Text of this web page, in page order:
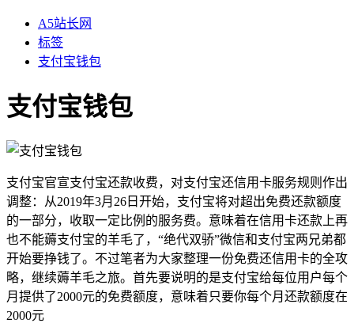
A5站长网
标签
支付宝钱包
支付宝钱包
支付宝官宣支付宝还款收费，对支付宝还信用卡服务规则作出
调整：从2019年3月26日开始，支付宝将对超出免费还款额度
的一部分，收取一定比例的服务费。意味着在信用卡还款上再
也不能薅支付宝的羊毛了，“绝代双骄”微信和支付宝两兄弟都
开始要挣钱了。不过笔者为大家整理一份免费还信用卡的全攻
略，继续薅羊毛之旅。首先要说明的是支付宝给每位用户每个
月提供了2000元的免费额度，意味着只要你每个月还款额度在
2000元